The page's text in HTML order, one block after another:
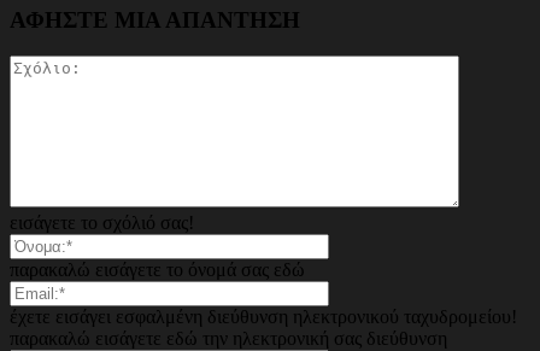
ΑΦΗΣΤΕ ΜΙΑ ΑΠΑΝΤΗΣΗ
εισάγετε το σχόλιό σας!
παρακαλώ εισάγετε το όνομά σας εδώ
έχετε εισάγει εσφαλμένη διεύθυνση ηλεκτρονικού ταχυδρομείου!
παρακαλώ εισάγετε εδώ την ηλεκτρονική σας διεύθυνση